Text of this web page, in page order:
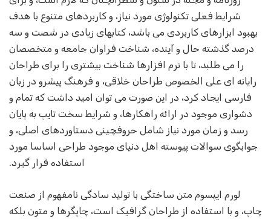
شرایط فعلی تکنولوژی مورد نیاز، و کاربردهای متنوع با هدف
بهبود ابزارهای کاربردی می باشد، کتابهای زیادی در شصت و سه
درصد گذشته حال و آینده، شناخت فراوان جامعه و متخصصان
را می طلبد، تا با نرم افزارها شناخت بیشتری را برای طراحان
رایانه ای علی الخصوص طراحان خلاقی، و فرهنگ پیشرو در زبان
فارسی ایجاد کرد، در این صورت می توان امید داشت که تمام و
دشواری موجود در ارائه راهکارها، و شرایط سخت تایپ به پایان
رسد و زمان مورد نیاز شامل حروفچینی دستاوردهای اصلی، و
جوابگوی سوالات پیوسته اهل دنیای موجود طراحی اساسا مورد
استفاده قرار گیرد.
لورم ایپسوم متن ساختگی با تولید سادگی نامفهوم از صنعت
چاپ، و با استفاده از طراحان گرافیک است، چاپگرها و متون بلکه